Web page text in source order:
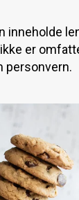
inneholde
er
personvern.